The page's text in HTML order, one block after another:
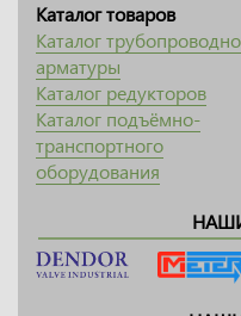
Каталог товаров
Каталог
арматуры
Каталог редукторов
Каталог подъёмно-
транспортного
оборудования